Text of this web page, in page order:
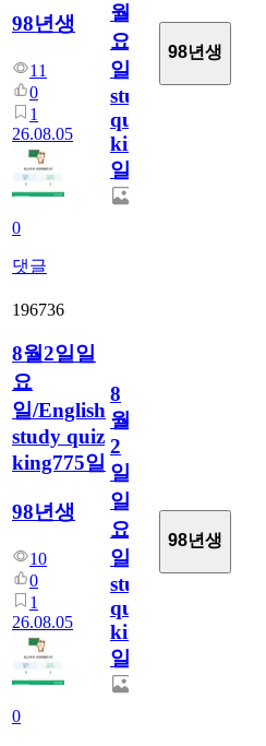
98년생
11
0
1
26.08.05
0
댓글
월
요
일/English
study
quiz
king776
일
98년생
196736
8월2일일
요
일/English
study quiz
king775일
98년생
10
0
1
26.08.05
0
8
월
2
일
일
요
일/English
study
quiz
king775
일
98년생